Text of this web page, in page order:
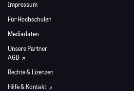
Impressum
Für Hochschulen
Mediadaten
Unsere Partner
AGB
Rechte & Lizenzen
Hilfe & Kontakt